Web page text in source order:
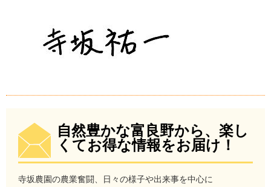
自然豊かな富良野から、楽し
くてお得な情報をお届け！
寺坂農園の農業奮闘、日々の様子や出来事を中心に